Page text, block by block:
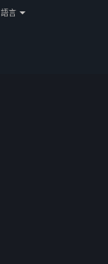
語言